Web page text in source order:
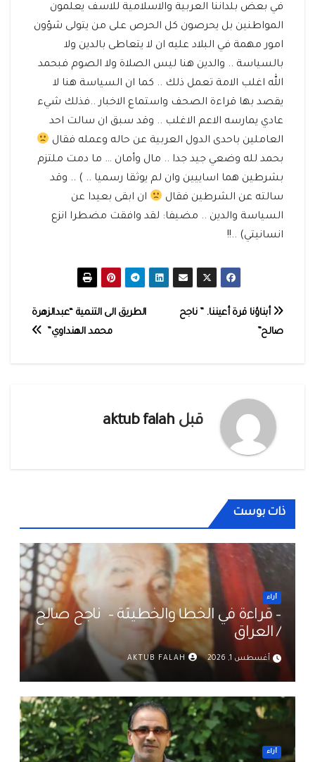
في بعض بلداننا العربية والاسلامية للاسف يعلمون
المواطنين بل يحرصون كل الحرص على من يتولى شؤون
امور مهمة في البلاد عليه ان لا يتعاطى بالدين ولا
بالسياسة .. والدين هنا ليس الصلاة ولا الصوم فبحمد
الله اغلب الامة تعمل ذلك .. كما ان السياسة هنا لا
يقصد بها قراءة الصحف واستماع الاخبار ..فذلك شيء
عادي يمارسه الاعم الاغلب .. وقد سبق ان سالت احد
العاملين باحدى الدول العربية عن حاله وعمله فقال
بحمد لله وضعي جيد جدا .. مال وأمان … ما دمت ملتزم
بشرطين هما اساييين وان لم يوثقا رسميا .. ) .. وقد
سالته عن الشرطين فقال
ان ابقى بعيدا عن
السياسة والدين .. مضيفا: لقد وافقت مضطرا انزع
انسانيتي) ..!!
تصفّح
الطريق الى التنمية “عبدالزهرة
محمد الهنداوي”
أبناؤنا قرة أعيننا. ” ناجح
صالح”
قبلaktub falah
ذات بوست
أراء
– قراءة في الخطأ والخطيئة – ناجح صالح
/ العراق
أغسطس 1, 2026 AKTUB FALAH
أراء